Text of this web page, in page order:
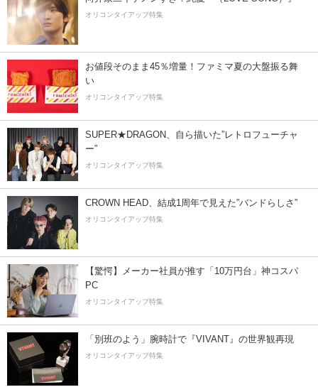
オリコンタイアップ特集
お値段そのまま45％増量！ファミマ夏の大盤振る舞
い
オリコンタイアップ特集
SUPER★DRAGON、自ら描いた”レトロフューチャ
ー”
オリコンタイアップ特集
CROWN HEAD、結成1周年で見えた”バンドらしさ”
オリコンタイアップ特集
【驚愕】メーカー社員が推す「10万円台」神コスパ
PC
オリコンタイアップ特集
「別班のよう」腕時計で『VIVANT』の世界観再現
オリコンタイアップ特集